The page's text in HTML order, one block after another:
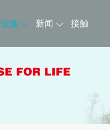
设施 新闻 接触